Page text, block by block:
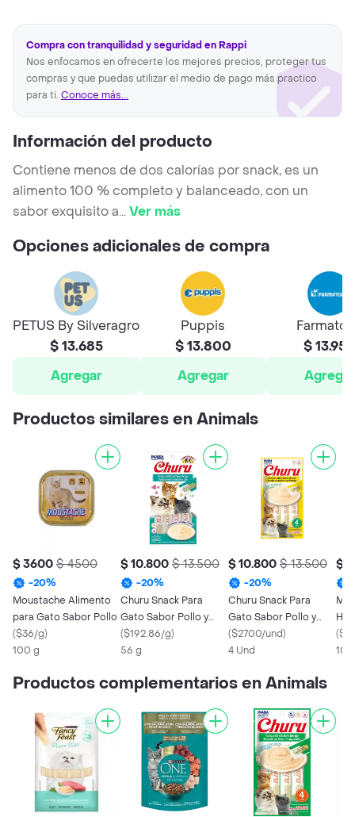
Compra con tranquilidad y seguridad en Rappi
Nos enfocamos en ofrecerte los mejores precios, proteger tus
compras y que puedas utilizar el medio de pago más practico
para ti. Conoce más...
Información del producto
Contiene menos de dos calorías por snack, es un
alimento 100 % completo y balanceado, con un
sabor exquisito a...Ver más
Opciones adicionales de compra
PETUS By Silveragro
$ 13.685
Agregar
Puppis
$ 13.800
Agregar
$ 13.950
Agregar
Productos similares en Animals
$ 3600 $ 4500
-20%
Moustache Alimento
para Gato Sabor Pollo
($36/g)
100 g
$ 10.800 $ 13.500
-20%
Churu Snack Para
Gato Sabor Pollo y
Cangrejo
($192.86/g)
56 g
$ 10.800 $ 13.500
-20%
Churu Snack Para
Gato Sabor Pollo y
Queso
($2700/und)
4 Und
$
(
Productos complementarios en Animals